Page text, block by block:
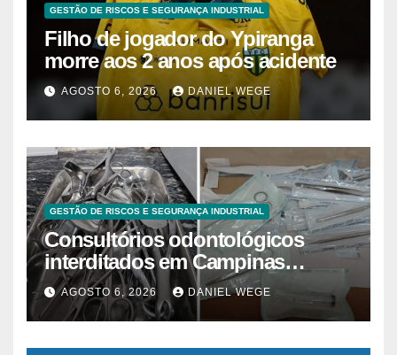
GESTÃO DE RISCOS E SEGURANÇA INDUSTRIAL
Filho de jogador do Ypiranga
morre aos 2 anos após acidente
AGOSTO 6, 2026 DANIEL WEGE
GESTÃO DE RISCOS E SEGURANÇA INDUSTRIAL
Consultórios odontológicos
interditados em Campinas
superam 2025
AGOSTO 6, 2026 DANIEL WEGE